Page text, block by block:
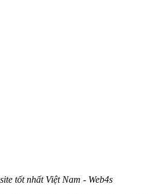
tốt nhất Việt Nam - Web4s